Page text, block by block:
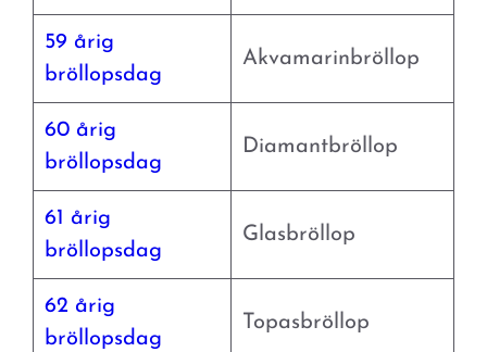
59 årig
bröllopsdag
Akvamarinbröllop
60 årig
bröllopsdag
Diamantbröllop
61 årig
bröllopsdag
Glasbröllop
62 årig
bröllopsdag
Topasbröllop